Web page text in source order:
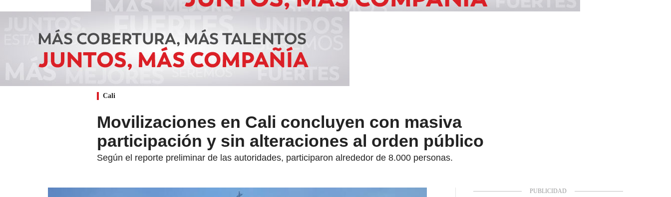
Cali
Movilizaciones en Cali concluyen con masiva
participación y sin alteraciones al orden público
Según el reporte preliminar de las autoridades, participaron alrededor de 8.000 personas.